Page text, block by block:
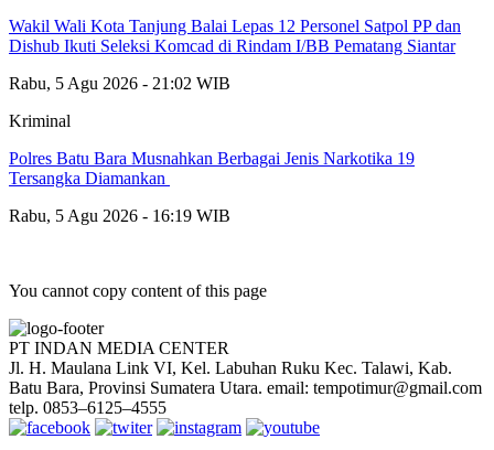
Wakil Wali Kota Tanjung Balai Lepas 12 Personel Satpol PP dan
Dishub Ikuti Seleksi Komcad di Rindam I/BB Pematang Siantar
Rabu, 5 Agu 2026 - 21:02 WIB
Kriminal
Polres Batu Bara Musnahkan Berbagai Jenis Narkotika 19
Tersangka Diamankan
Rabu, 5 Agu 2026 - 16:19 WIB
You cannot copy content of this page
PT INDAN MEDIA CENTER
Jl. H. Maulana Link VI, Kel. Labuhan Ruku Kec. Talawi, Kab.
Batu Bara, Provinsi Sumatera Utara. email: tempotimur@gmail.com
telp. 0853–6125–4555